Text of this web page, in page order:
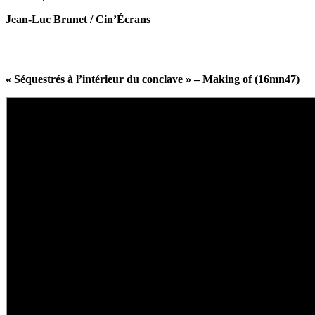
Jean-Luc Brunet / Cin’Écrans
« Séquestrés à l’intérieur du conclave » – Making of (16mn47)